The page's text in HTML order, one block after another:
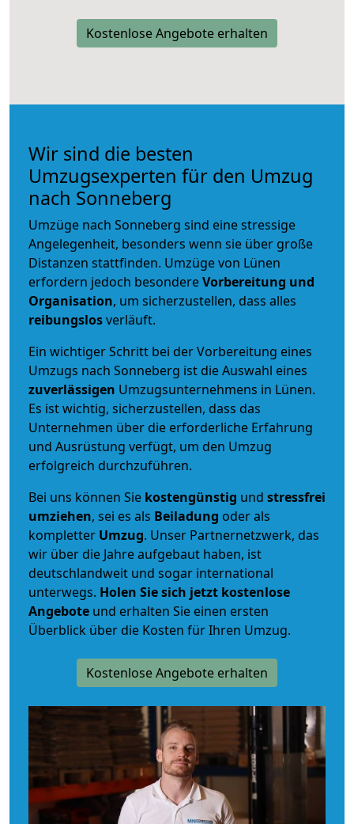
Kostenlose Angebote erhalten
Wir sind die besten
Umzugsexperten für den Umzug
nach Sonneberg
Umzüge nach Sonneberg sind eine stressige
Angelegenheit, besonders wenn sie über große
Distanzen stattfinden. Umzüge von Lünen
erfordern jedoch besondereVorbereitung und
Organisation, um sicherzustellen, dass alles
reibungslosverläuft.
Ein wichtiger Schritt bei der Vorbereitung eines
Umzugs nach Sonneberg ist die Auswahl eines
zuverlässigen Umzugsunternehmens in Lünen.
Es ist wichtig, sicherzustellen, dass das
Unternehmen über die erforderliche Erfahrung
und Ausrüstung verfügt, um den Umzug
erfolgreich durchzuführen.
Bei uns können Sie kostengünstig und stressfrei
umziehen, sei es als Beiladung oder als
kompletter Umzug. Unser Partnernetzwerk, das
wir über die Jahre aufgebaut haben, ist
deutschlandweit und sogar international
unterwegs. Holen Sie sich jetzt kostenlose
Angebote und erhalten Sie einen ersten
Überblick über die Kosten für Ihren Umzug.
Kostenlose Angebote erhalten